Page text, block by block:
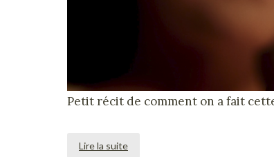
Petit récit de comment on a fait
Lire la suite